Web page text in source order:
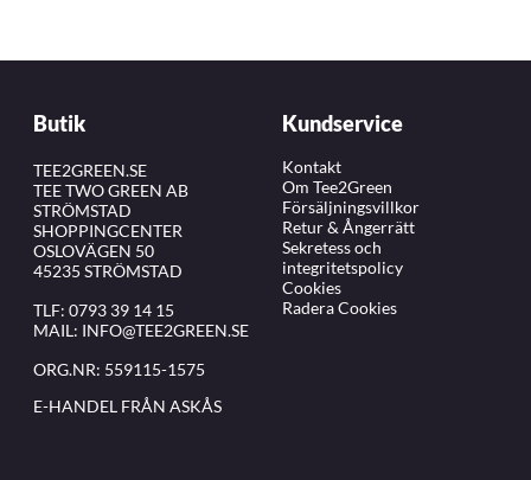
Butik
TEE2GREEN.SE
TEE TWO GREEN AB
STRÖMSTAD
SHOPPINGCENTER
OSLOVÄGEN 50
45235 STRÖMSTAD
TLF: 0793 39 14 15
MAIL: INFO@TEE2GREEN.SE
ORG.NR: 559115-1575
E-HANDEL FRÅN ASKÅS
Kundservice
Kontakt
Om Tee2Green
Försäljningsvillkor
Retur & Ångerrätt
Sekretess och
integritetspolicy
Cookies
Radera Cookies